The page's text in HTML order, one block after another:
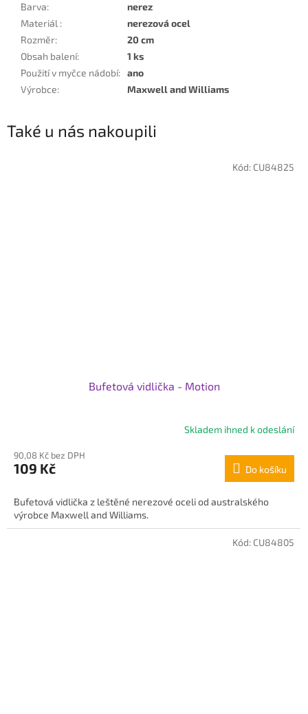
Barva:
nerez
Materiál :
nerezová ocel
Rozměr:
20 cm
Obsah balení:
1 ks
Použití v myčce nádobí: ano
Výrobce: Maxwell and Williams
Také u nás nakoupili
Bufetová vidlička - Motion
Skladem ihned k odeslání
90,08 Kč bez DPH
109 Kč Do košíku
Bufetová vidlička z leštěné nerezové oceli od australského
výrobce Maxwell and Williams.
Kód: CU84825
Kód: CU84805